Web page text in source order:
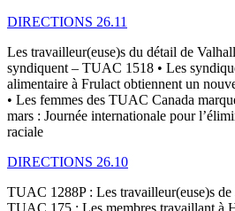
DIRECTIONS 26.11
Les travailleur(euse)s du détail de
syndiquent – TUAC 1518 • Les
alimentaire à Frulact obtiennent un
• Les femmes des TUAC Canada
mars : Journée internationale pour
raciale
DIRECTIONS 26.10
TUAC 1288P : Les travailleur(euse)s de
TUAC 175 : Les membres travaillant à